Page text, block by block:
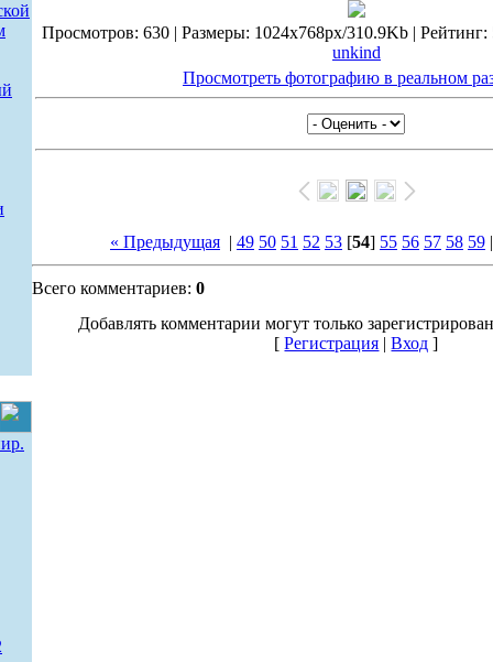
Просмотров: 630 | Размеры: 1024x768px/310.9Kb | Рейтинг:
unkind
Просмотреть фотографию в реальном
« Предыдущая| 49 50 51 52 53[54] 55 56 57 58 59|
Всего комментариев: 0
Добавлять комментарии могут только
[Регистрация |Вход ]